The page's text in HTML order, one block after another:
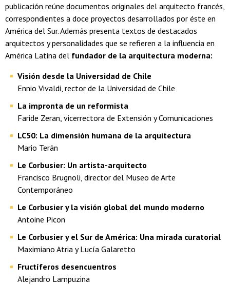
publicación reúne documentos originales del arquitecto francés,
correspondientes a doce proyectos desarrollados por éste en
América del Sur. Además presenta textos de destacados
arquitectos y personalidades que se refieren a la influencia en
América Latina del fundador de la arquitectura moderna:
Visión desde la Universidad de Chile
Ennio Vivaldi, rector de la Universidad de Chile
La impronta de un reformista
Faride Zeran, vicerrectora de Extensión y Comunicaciones
LC50: La dimensión humana de la arquitectura
Mario Terán
Le Corbusier: Un artista-arquitecto
Francisco Brugnoli, director del Museo de Arte
Contemporáneo
Le Corbusier y la visión global del mundo moderno
Antoine Picon
Le Corbusier y el Sur de América: Una mirada curatorial
Maximiano Atria y Lucía Galaretto
Fructíferos desencuentros
Alejandro Lampuzina